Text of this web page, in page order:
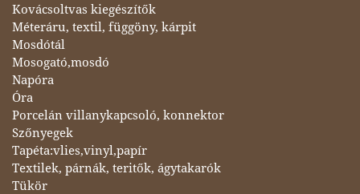
Kovácsoltvas kiegészítők
Méteráru, textil, függöny, kárpit
Mosdótál
Mosogató,mosdó
Napóra
Óra
Porcelán villanykapcsoló, konnektor
Szőnyegek
Tapéta:vlies,vinyl,papír
Textilek, párnák, teritők, ágytakarók
Tükör